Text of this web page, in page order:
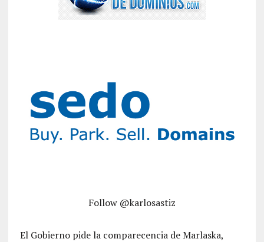
Follow @karlosastiz
El Gobierno pide la comparecencia de Marlaska,